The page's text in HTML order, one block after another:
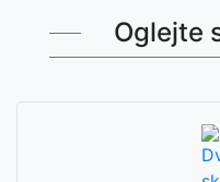
Oglejte